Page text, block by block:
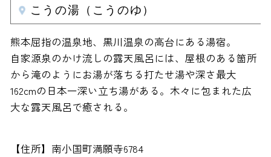
こうの湯（こうのゆ）
熊本屈指の温泉地、黒川温泉の高台にある湯宿。
自家源泉のかけ流しの露天風呂には、屋根のある箇所
から滝のようにお湯が落ちる打たせ湯や深さ最大
162cmの日本一深い立ち湯がある。木々に包まれた広
大な露天風呂で癒される。
【住所】南小国町満願寺6784